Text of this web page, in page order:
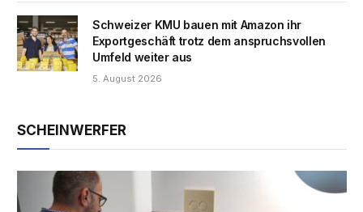
Schweizer KMU bauen mit Amazon ihr
Exportgeschäft trotz dem anspruchsvollen
Umfeld weiter aus
5. August 2026
SCHEINWERFER